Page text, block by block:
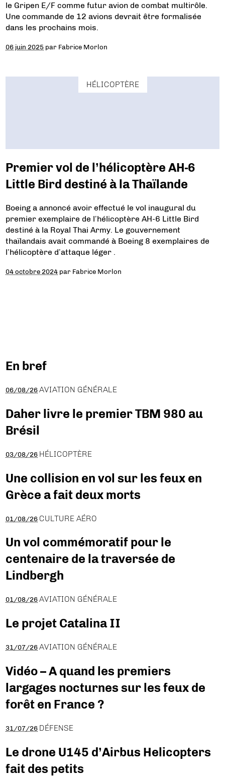
le Gripen E/F comme futur avion de combat multirôle.
Une commande de 12 avions devrait être formalisée
dans les prochains mois.
06 juin 2025 par Fabrice Morlon
HÉLICOPTÈRE
Premier vol de l’hélicoptère AH-6
Little Bird destiné à la Thaïlande
Boeing a annoncé avoir effectué le vol inaugural du
premier exemplaire de l’hélicoptère AH-6 Little Bird
destiné à la Royal Thai Army. Le gouvernement
thaïlandais avait commandé à Boeing 8 exemplaires de
l’hélicoptère d’attaque léger .
04 octobre 2024 par Fabrice Morlon
En bref
06/08/26 AVIATION GÉNÉRALE
Daher livre le premier TBM 980 au
Brésil
03/08/26 HÉLICOPTÈRE
Une collision en vol sur les feux en
Grèce a fait deux morts
01/08/26 CULTURE AÉRO
Un vol commémoratif pour le
centenaire de la traversée de
Lindbergh
01/08/26 AVIATION GÉNÉRALE
Le projet Catalina II
31/07/26 AVIATION GÉNÉRALE
Vidéo – A quand les premiers
largages nocturnes sur les feux de
forêt en France ?
31/07/26 DÉFENSE
Le drone U145 d’Airbus Helicopters
fait des petits